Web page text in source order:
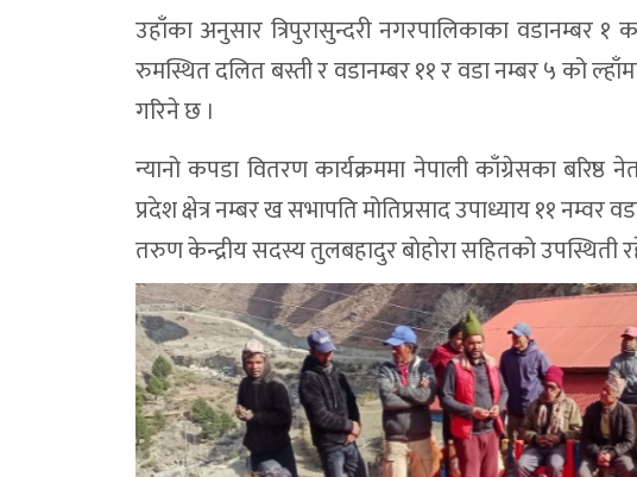
उहाँका अनुसार त्रिपुरासुन्दरी नगरपालिकाका वडानम्बर
रुमस्थित दलित बस्ती र वडानम्बर ११ र वडा नम्बर ५ को
गरिने छ ।
न्यानो कपडा वितरण कार्यक्रममा नेपाली काँग्रेसका
प्रदेश क्षेत्र नम्बर ख सभापति मोतिप्रसाद उपाध्याय ११
तरुण केन्द्रीय सदस्य तुलबहादुर बाेहाेरा सहितकाे उपस्थिती